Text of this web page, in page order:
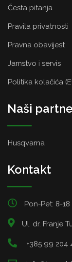
Česta pitanja
Pravila privatnosti
Pravna obavijest
Jamstvo i servis
Politika kolačića
Naši
Husqvarna
Kontakt
Pon-Pet: 8-
Ul. dr. Franje
+385 99 204